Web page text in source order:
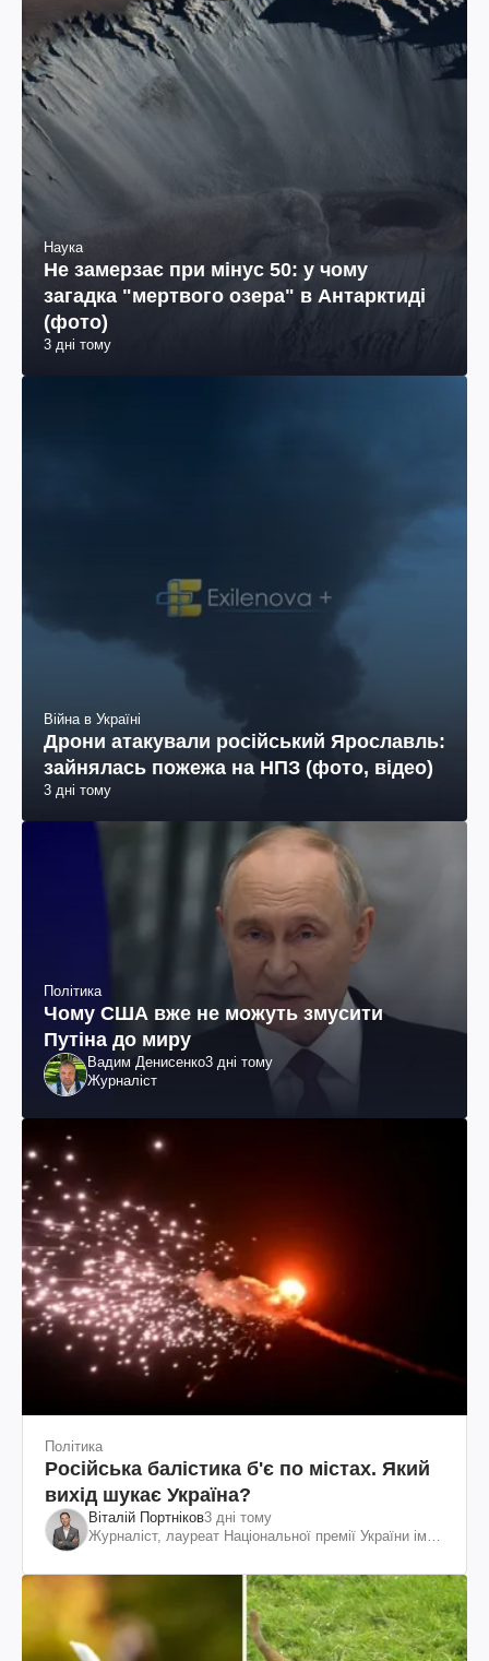
Наука
Не замерзає при мінус 50: у чому
загадка "мертвого озера" в Антарктиді
(фото)
3 дні тому
Війна в Україні
Дрони атакували російський Ярославль:
зайнялась пожежа на НПЗ (фото, відео)
3 дні тому
Політика
Чому США вже не можуть змусити
Путіна до миру
Вадим Денисенко3 дні тому
Журналіст
Політика
Російська балістика б'є по містах. Який
вихід шукає Україна?
Віталій Портніков3 дні тому
Журналіст, лауреат Національної премії України ім.